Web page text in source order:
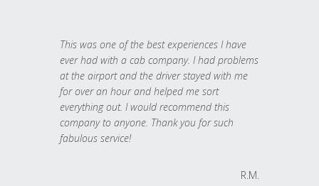
This was one of the best experiences I have
ever had with a cab company. I had problems
at the airport and the driver stayed with me
for over an hour and helped me sort
everything out. I would recommend this
company to anyone. Thank you for such
fabulous service!
R.M.